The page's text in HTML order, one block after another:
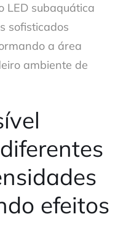
LED subaquática
sofisticados
a área
ambiente de
efeitos